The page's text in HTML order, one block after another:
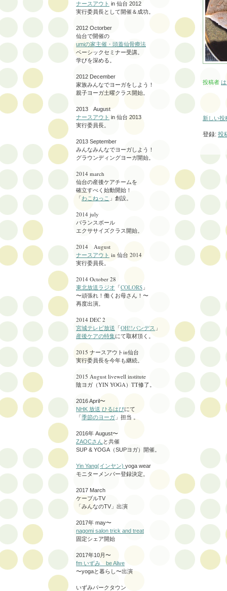
投稿者
新しい投
登録: 投
ナースアウト in 仙台 2012
実行委員長として開催＆成功。
2012 Octorber
仙台で開催の
umiの家主催・頭蓋仙骨療法
ベーシックセミナー受講。
学びを深める。
2012 December
家族みんなでヨーガをしよう！
親子ヨーガ土曜クラス開始。
2013 August
ナースアウト in 仙台 2013
実行委員長。
2013 September
みんなみんなでヨーガしよう！
グラウンディングヨーガ開始。
2014 march
仙台の産後ケアチームを
確立すべく始動開始！
「わこねっこ 」創設。
2014 july
バランスボール
エクササイズクラス開始。
2014 August
ナースアウト in 仙台 2014
実行委員長。
2014 October 28
東北放送ラジオ 「COLORS 」
〜頑張れ！働くお母さん！〜
再度出演。
2014 DEC 2
宮城テレビ放送 「OH!!バンデス 」
産後ケアの特集にて取材頂く。
2015 ナースアウトin仙台
実行委員長を今年も継続。
2015 August livewell institute
陰ヨガ（YIN YOGA）TT修了。
2016 April〜
NHK 放送 ひるはぴにて
「季節のヨーガ 」担当 。
2016年 August〜
ZAOCさん と共催
SUP & YOGA（SUPヨガ）開催。
Yin Yang(インヤン) yoga wear
モニターメンバー登録決定。
2017 March
ケーブルTV
「みんなのTV」出演
2017年 may〜
nagomi salon trick and treat
固定シェア開始
2017年10月〜
fm いずみ be Alive
〜yogaと暮らし〜出演
いずみパークタウン